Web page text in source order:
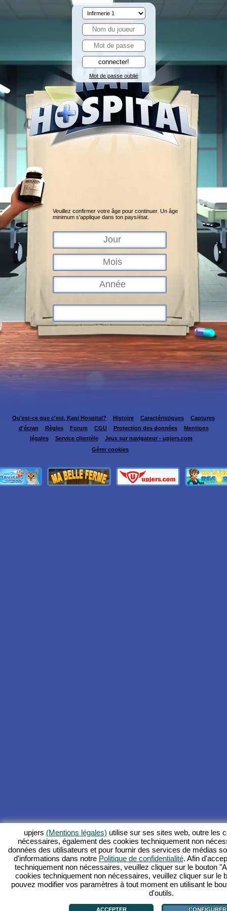
Mot de passe oublié
Veuillez confirmer votre âge pour continuer. Un âge
minimum s'applique dans ton pays/état.
Qu'est-ce que c'est, Kapi Hospital? Histoire Caractéristiques
Captures
d'écran
Règles Forum CGU Protection des données
Mentions
légales
Service clientèle
Jeux sur navigateur - upjers.com
Gérer cookies
upjers (Mentions légales) utilise sur ses sites web, outre les
nécessaires, également des cookies techniquement non
données des utilisateurs et pour fournir des services de médias
d'informations dans notre Politique de confidentialité. Afin
techniquement non nécessaires, veuillez cliquer sur le bouton
cookies techniquement non nécessaires, veuillez cliquer sur le
pouvez modifier vos paramètres à tout moment en utilisant le
d'outils.
ACCEPTER CONFIGURER